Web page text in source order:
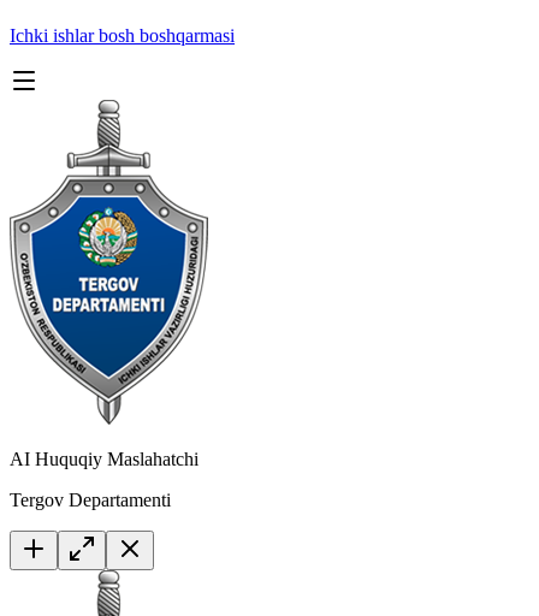
Ichki ishlar bosh boshqarmasi
AI Huquqiy Maslahatchi
Tergov Departamenti